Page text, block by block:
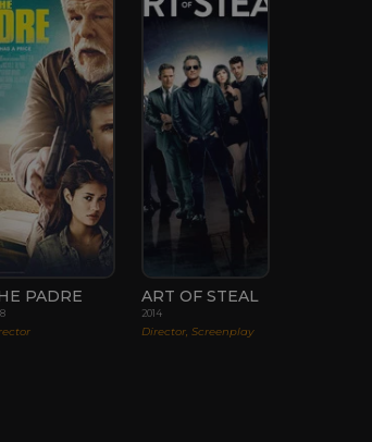
PADRE ART OF STEAL
2014
Director, Screenplay